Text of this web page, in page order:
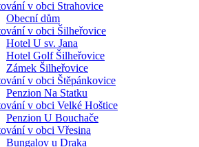
v obci Strahovice
Obecní dům
v obci Šilheřovice
Hotel U sv. Jana
Hotel Golf Šilheřovice
Zámek Šilheřovice
v obci Štěpánkovice
Penzion Na Statku
v obci Velké Hoštice
Penzion U Bouchače
v obci Vřesina
Bungalov u Draka